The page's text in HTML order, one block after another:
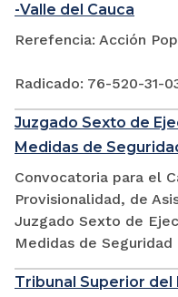
-Valle del Cauca
Rerefencia: Acción
Radicado: 76-520-31-
Juzgado Sexto de
Medidas de
Convocatoria para el
Provisionalidad, de
Juzgado Sexto de
Medidas de
Tribunal Superior